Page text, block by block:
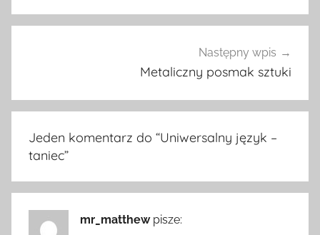
Następny wpis
Metaliczny posmak sztuki
Jeden komentarz do “Uniwersalny język –
taniec”
mr_matthew pisze: